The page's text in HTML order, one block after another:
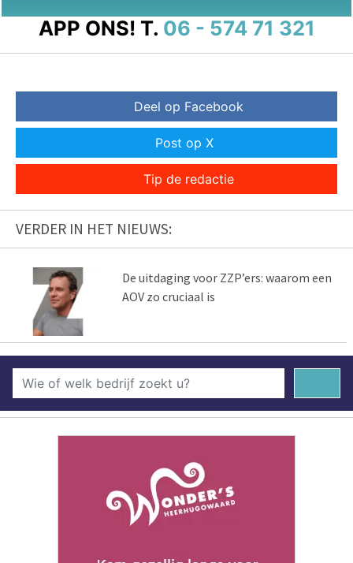
APP ONS! T. 06 - 574 71 321
Deel op Facebook
Post op X
Tip de redactie
VERDER IN HET NIEUWS:
De uitdaging voor ZZP’ers: waarom een
AOV zo cruciaal is